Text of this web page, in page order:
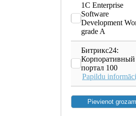
1C Enterprise
Software
Development
grade A
Битрикс24:
Корпоративный
портал 100
Papildu